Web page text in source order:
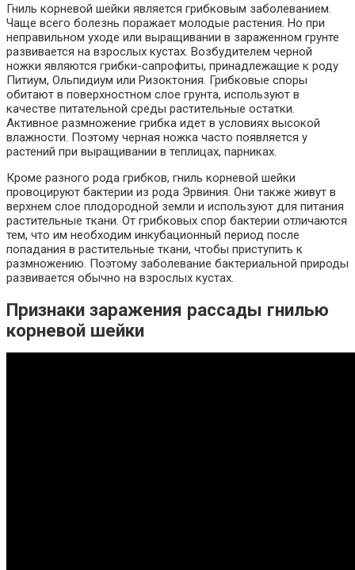
Гниль корневой шейки является грибковым заболеванием.
Чаще всего болезнь поражает молодые растения. Но при
неправильном уходе или выращивании в зараженном грунте
развивается на взрослых кустах. Возбудителем черной
ножки являются грибки-сапрофиты, принадлежащие к роду
Питиум, Ольпидиум или Ризоктония. Грибковые споры
обитают в поверхностном слое грунта, используют в
качестве питательной среды растительные остатки.
Активное размножение грибка идет в условиях высокой
влажности. Поэтому черная ножка часто появляется у
растений при выращивании в теплицах, парниках.
Кроме разного рода грибков, гниль корневой шейки
провоцируют бактерии из рода Эрвиния. Они также живут в
верхнем слое плодородной земли и используют для питания
растительные ткани. От грибковых спор бактерии отличаются
тем, что им необходим инкубационный период после
попадания в растительные ткани, чтобы приступить к
размножению. Поэтому заболевание бактериальной природы
развивается обычно на взрослых кустах.
Признаки заражения рассады гнилью
корневой шейки